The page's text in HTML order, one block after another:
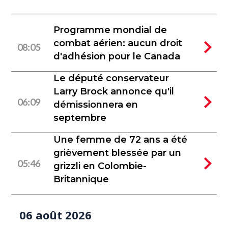
08:05
Programme mondial de
combat aérien: aucun droit
d'adhésion pour le Canada
06:09
Le député conservateur
Larry Brock annonce qu'il
démissionnera en
septembre
05:46
Une femme de 72 ans a été
grièvement blessée par un
grizzli en Colombie-
Britannique
06 août 2026